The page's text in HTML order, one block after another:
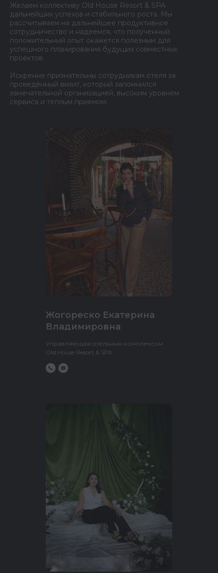
Желаем коллективу Old House Resort & SPA
дальнейших успехов и стабильного роста. Мы
рассчитываем на дальнейшее продуктивное
сотрудничество и надеемся, что полученный
положительный опыт окажется полезным для
успешного планирования будущих совместных
проектов.
Искренне признательны сотрудникам отеля за
проведённый визит, который запомнился
замечательной организацией, высоким уровнем
сервиса и тёплым приемом.
Жогореско Екатерина
Владимировна
Управляющая отельным комплексом
Old House Resort & SPA
TELEGRAM
СВЯЖИТЕСЬ С НАМИ,
ЕСЛИ ВЫ ХОТИТЕ
ОБСУДИТЬ ПОЕЗДКУ
ИЛИ ПРЕДЛОЖИТЬ
СОТРУДНИЧЕСТВО
EVENTUR.CLUB@YA.RU